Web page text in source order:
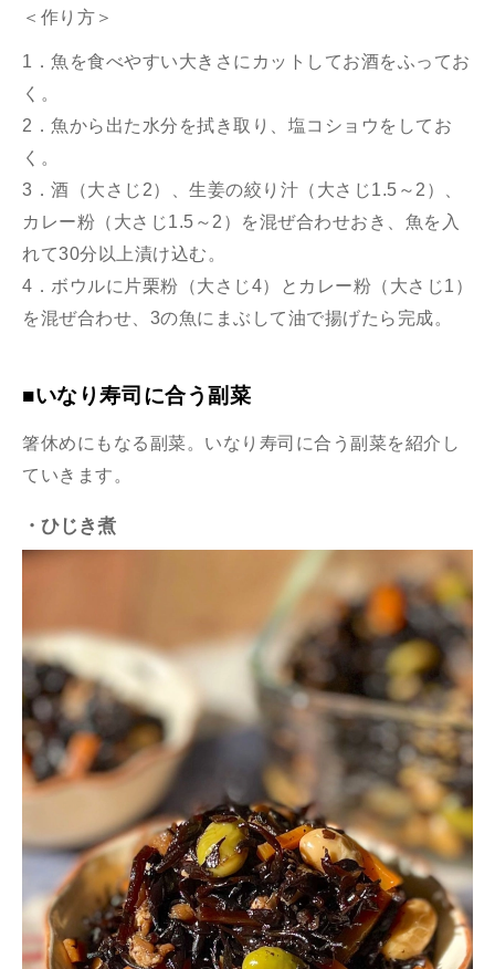
＜作り方＞
1．魚を食べやすい大きさにカットしてお酒をふってお
く。
2．魚から出た水分を拭き取り、塩コショウをしてお
く。
3．酒（大さじ2）、生姜の絞り汁（大さじ1.5～2）、
カレー粉（大さじ1.5～2）を混ぜ合わせおき、魚を入
れて30分以上漬け込む。
4．ボウルに片栗粉（大さじ4）とカレー粉（大さじ1）
を混ぜ合わせ、3の魚にまぶして油で揚げたら完成。
■いなり寿司に合う副菜
箸休めにもなる副菜。いなり寿司に合う副菜を紹介し
ていきます。
・ひじき煮